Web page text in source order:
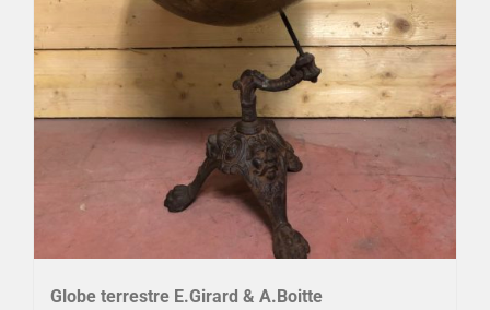
Globe terrestre E.Girard & A.Boitte